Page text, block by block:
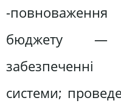
-повноваження
бюджету —
забезпеченні
системи;